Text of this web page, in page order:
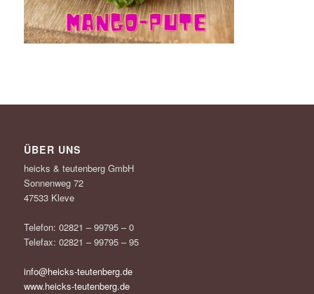
ÜBER UNS
heicks & teutenberg GmbH
Sonnenweg 72
47533 Kleve
Telefon: 02821 – 99795 – 0
Telefax: 02821 – 99795 – 95
info@heicks-teutenberg.de
www.heicks-teutenberg.de